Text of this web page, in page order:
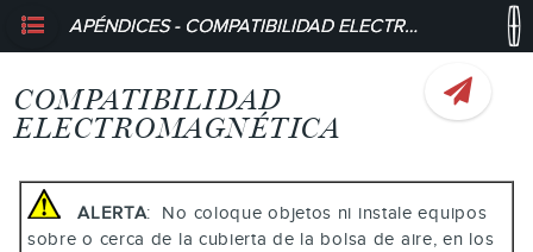
APÉNDICES - COMPATIBILIDAD ELECTROMAGNÉTICA
COMPATIBILIDAD
ELECTROMAGNÉTICA
ALERTA: No coloque objetos ni instale equipos
sobre o cerca de la cubierta de la bolsa de aire, en los